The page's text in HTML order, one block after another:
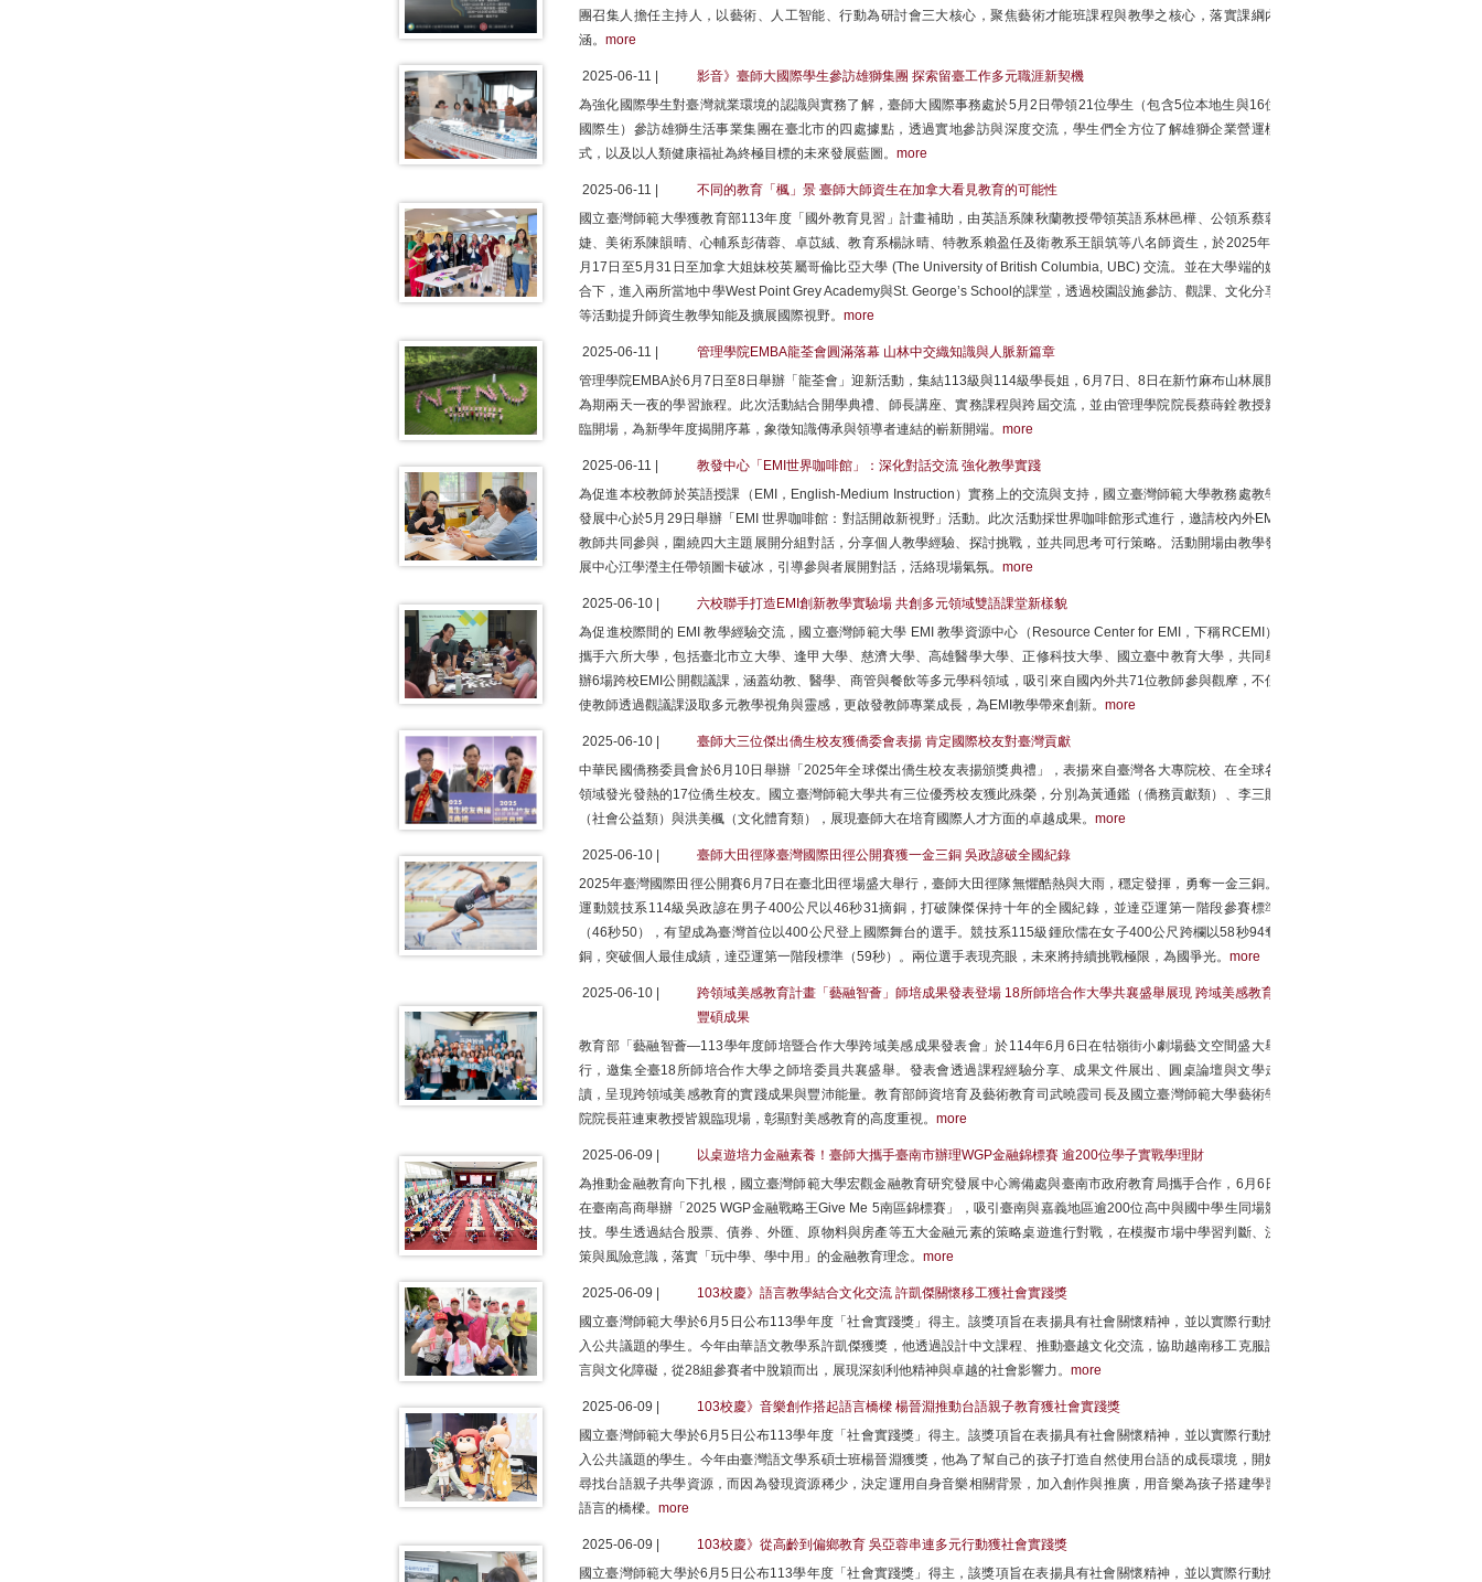
團召集人擔任主持人，以藝術、人工智能、行動為研討會三大核心，聚焦藝術才能班課程與教學之核心，落實課綱內
涵。 more
2025-06-11 |
影音》臺師大國際學生參訪雄獅集團 探索留臺工作多元職涯新契機
為強化國際學生對臺灣就業環境的認識與實務了解，臺師大國際事務處於5月2日帶領21位學生（包含5位本地生與16位
國際生）參訪雄獅生活事業集團在臺北市的四處據點，透過實地參訪與深度交流，學生們全方位了解雄獅企業營運模
式，以及以人類健康福祉為終極目標的未來發展藍圖。 more
2025-06-11 |
不同的教育「楓」景 臺師大師資生在加拿大看見教育的可能性
國立臺灣師範大學獲教育部113年度「國外教育見習」計畫補助，由英語系陳秋蘭教授帶領英語系林邑樺、公領系蔡蓉
婕、美術系陳韻晴、心輔系彭蒨蓉、卓苡絨、教育系楊詠晴、特教系賴盈任及衛教系王韻筑等八名師資生，於2025年5
月17日至5月31日至加拿大姐妹校英屬哥倫比亞大學 (The University of British Columbia, UBC) 交流。並在大學端的媒
合下，進入兩所當地中學West Point Grey Academy與St. George’s School的課堂，透過校園設施參訪、觀課、文化分享
等活動提升師資生教學知能及擴展國際視野。 more
2025-06-11 |
管理學院EMBA龍荃會圓滿落幕 山林中交織知識與人脈新篇章
管理學院EMBA於6月7日至8日舉辦「龍荃會」迎新活動，集結113級與114級學長姐，6月7日、8日在新竹麻布山林展開
為期兩天一夜的學習旅程。此次活動結合開學典禮、師長講座、實務課程與跨屆交流，並由管理學院院長蔡蒔銓教授親
臨開場，為新學年度揭開序幕，象徵知識傳承與領導者連結的嶄新開端。 more
2025-06-11 |
教發中心「EMI世界咖啡館」：深化對話交流 強化教學實踐
為促進本校教師於英語授課（EMI，English-Medium Instruction）實務上的交流與支持，國立臺灣師範大學教務處教學
發展中心於5月29日舉辦「EMI 世界咖啡館：對話開啟新視野」活動。此次活動採世界咖啡館形式進行，邀請校內外EMI
教師共同參與，圍繞四大主題展開分組對話，分享個人教學經驗、探討挑戰，並共同思考可行策略。活動開場由教學發
展中心江學瀅主任帶領圖卡破冰，引導參與者展開對話，活絡現場氣氛。 more
2025-06-10 |
六校聯手打造EMI創新教學實驗場 共創多元領域雙語課堂新樣貌
為促進校際間的 EMI 教學經驗交流，國立臺灣師範大學 EMI 教學資源中心（Resource Center for EMI，下稱RCEMI）
攜手六所大學，包括臺北市立大學、逢甲大學、慈濟大學、高雄醫學大學、正修科技大學、國立臺中教育大學，共同舉
辦6場跨校EMI公開觀議課，涵蓋幼教、醫學、商管與餐飲等多元學科領域，吸引來自國內外共71位教師參與觀摩，不僅
使教師透過觀議課汲取多元教學視角與靈感，更啟發教師專業成長，為EMI教學帶來創新。 more
2025-06-10 |
臺師大三位傑出僑生校友獲僑委會表揚 肯定國際校友對臺灣貢獻
中華民國僑務委員會於6月10日舉辦「2025年全球傑出僑生校友表揚頒獎典禮」，表揚來自臺灣各大專院校、在全球各
領域發光發熱的17位僑生校友。國立臺灣師範大學共有三位優秀校友獲此殊榮，分別為黃通鑑（僑務貢獻類）、李三財
（社會公益類）與洪美楓（文化體育類），展現臺師大在培育國際人才方面的卓越成果。 more
2025-06-10 |
臺師大田徑隊臺灣國際田徑公開賽獲一金三銅 吳政諺破全國紀錄
2025年臺灣國際田徑公開賽6月7日在臺北田徑場盛大舉行，臺師大田徑隊無懼酷熱與大雨，穩定發揮，勇奪一金三銅。
運動競技系114級吳政諺在男子400公尺以46秒31摘銅，打破陳傑保持十年的全國紀錄，並達亞運第一階段參賽標準
（46秒50），有望成為臺灣首位以400公尺登上國際舞台的選手。競技系115級鍾欣儒在女子400公尺跨欄以58秒94奪
銅，突破個人最佳成績，達亞運第一階段標準（59秒）。兩位選手表現亮眼，未來將持續挑戰極限，為國爭光。 more
2025-06-10 |
跨領域美感教育計畫「藝融智薈」師培成果發表登場 18所師培合作大學共襄盛舉展現 跨域美感教育
豐碩成果
教育部「藝融智薈—113學年度師培暨合作大學跨域美感成果發表會」於114年6月6日在牯嶺街小劇場藝文空間盛大舉
行，邀集全臺18所師培合作大學之師培委員共襄盛舉。發表會透過課程經驗分享、成果文件展出、圓桌論壇與文學走
讀，呈現跨領域美感教育的實踐成果與豐沛能量。教育部師資培育及藝術教育司武曉霞司長及國立臺灣師範大學藝術學
院院長莊連東教授皆親臨現場，彰顯對美感教育的高度重視。 more
2025-06-09 |
以桌遊培力金融素養！臺師大攜手臺南市辦理WGP金融錦標賽 逾200位學子實戰學理財
為推動金融教育向下扎根，國立臺灣師範大學宏觀金融教育研究發展中心籌備處與臺南市政府教育局攜手合作，6月6日
在臺南高商舉辦「2025 WGP金融戰略王Give Me 5南區錦標賽」，吸引臺南與嘉義地區逾200位高中與國中學生同場競
技。學生透過結合股票、債券、外匯、原物料與房產等五大金融元素的策略桌遊進行對戰，在模擬市場中學習判斷、決
策與風險意識，落實「玩中學、學中用」的金融教育理念。 more
2025-06-09 |
103校慶》語言教學結合文化交流 許凱傑關懷移工獲社會實踐獎
國立臺灣師範大學於6月5日公布113學年度「社會實踐獎」得主。該獎項旨在表揚具有社會關懷精神，並以實際行動投
入公共議題的學生。今年由華語文教學系許凱傑獲獎，他透過設計中文課程、推動臺越文化交流，協助越南移工克服語
言與文化障礙，從28組參賽者中脫穎而出，展現深刻利他精神與卓越的社會影響力。 more
2025-06-09 |
103校慶》音樂創作搭起語言橋樑 楊晉淵推動台語親子教育獲社會實踐獎
國立臺灣師範大學於6月5日公布113學年度「社會實踐獎」得主。該獎項旨在表揚具有社會關懷精神，並以實際行動投
入公共議題的學生。今年由臺灣語文學系碩士班楊晉淵獲獎，他為了幫自己的孩子打造自然使用台語的成長環境，開始
尋找台語親子共學資源，而因為發現資源稀少，決定運用自身音樂相關背景，加入創作與推廣，用音樂為孩子搭建學習
語言的橋樑。 more
2025-06-09 |
103校慶》從高齡到偏鄉教育 吳亞蓉串連多元行動獲社會實踐獎
國立臺灣師範大學於6月5日公布113學年度「社會實踐獎」得主，該獎項旨在表揚具有社會關懷精神，並以實際行動投